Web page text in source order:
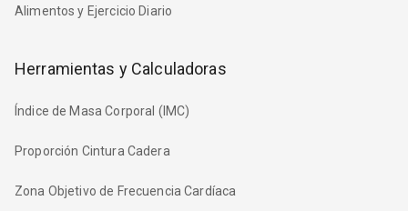
Alimentos y Ejercicio Diario
Herramientas y Calculadoras
Índice de Masa Corporal (IMC)
Proporción Cintura Cadera
Zona Objetivo de Frecuencia Cardíaca